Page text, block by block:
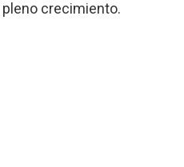
crecimiento.